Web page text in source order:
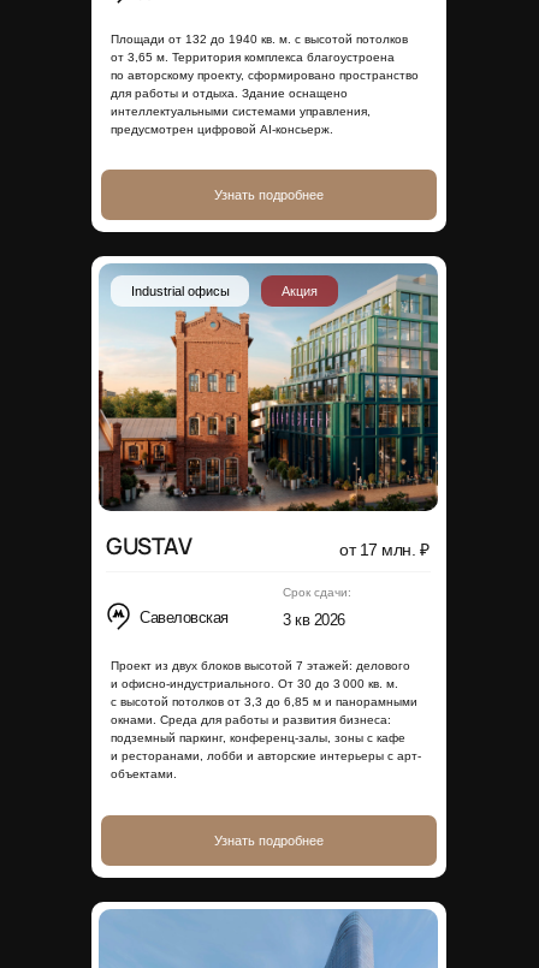
Срок сдачи:
Проект из двух блоков высотой 7 этажей: делового
и офисно-индустриального. От 30 до 3 000 кв. м.
с высотой потолков от 3,3 до 6,85 м и панорамными
окнами. Среда для работы и развития бизнеса:
подземный паркинг, конференц-залы, зоны с кафе
и ресторанами, лобби и авторские интерьеры с арт-
объектами.
от 17 млн. ₽
3 кв 2026
Савеловская
GUSTAV
Узнать подробнее
Industrial офисы Акция
Площади от 132 до 1940 кв. м. с высотой потолков
от 3,65 м. Территория комплекса благоустроена
по авторскому проекту, сформировано пространство
для работы и отдыха. Здание оснащено
интеллектуальными системами управления,
предусмотрен цифровой AI-консьерж.
Узнать подробнее